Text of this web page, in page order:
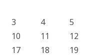
3
4 5
10
11 12
17
18 19